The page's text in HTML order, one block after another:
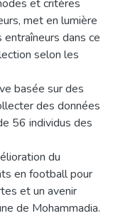
et critères
met en lumière
dans ce
selon les
basée sur des
des données
56 individus des
du
en football pour
et un avenir
de Mohammadia.